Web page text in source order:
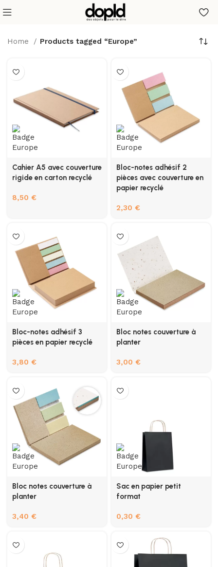
Home Products tagged “Europe”
Cahier A5 avec couverture
rigide en carton recyclé
8,50 €
Bloc-notes adhésif 2
pièces avec couverture en
papier recyclé
2,30 €
Bloc-notes adhésif 3
pièces en papier recyclé
3,80 €
Bloc notes couverture à
planter
3,00 €
Bloc notes couverture à
planter
3,40 €
Sac en papier petit
format
0,30 €